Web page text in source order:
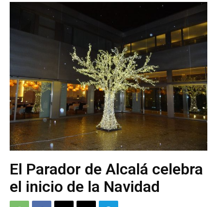
El Parador de Alcalá celebra
el inicio de la Navidad